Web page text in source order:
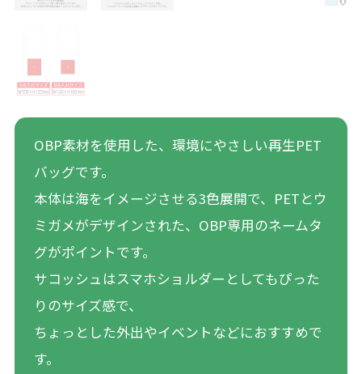
OBP素材を使用した、環境にやさしい再生PET
バッグです。
本体は海をイメージさせる3色展開で、PETとウ
ミガメがデザインされた、OBP専用のネームタ
グがポイントです。
サコッシュはスマホショルダーとしてもぴった
りのサイズ感で、
ちょっとした外出やイベントなどにおすすめで
す。